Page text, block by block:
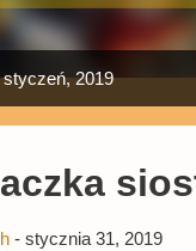
2019
- stycznia 31, 2019